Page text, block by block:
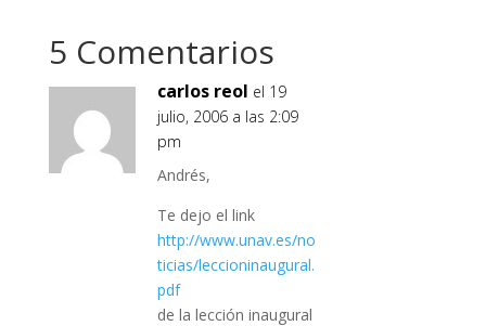
5 Comentarios
carlos reol el 19
julio, 2006 a las 2:09
pm
Andrés,
Te dejo el link
http://www.unav.es/no
ticias/leccioninaugural.
pdf
de la lección inaugural